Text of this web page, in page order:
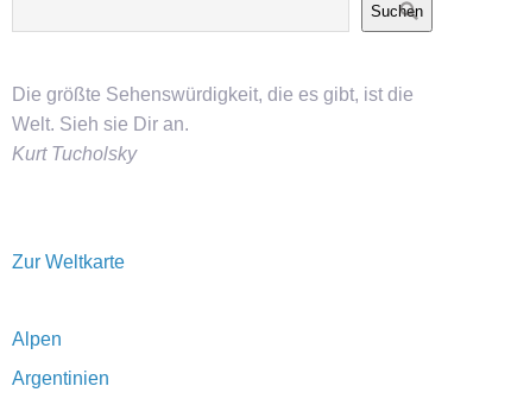
Suchen
Die größte Sehenswürdigkeit, die es gibt, ist die
Welt. Sieh sie Dir an.
Kurt Tucholsky
Zur Weltkarte
Alpen
Argentinien